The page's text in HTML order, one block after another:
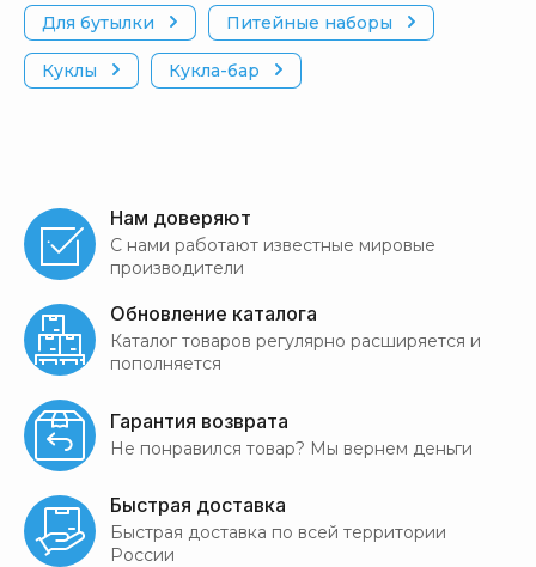
Для бутылки Питейные наборы
Куклы Кукла-бар
Нам доверяют
С нами работают известные мировые
производители
Обновление каталога
Каталог товаров регулярно расширяется и
пополняется
Гарантия возврата
Не понравился товар? Мы вернем деньги
Быстрая доставка
Быстрая доставка по всей территории
России